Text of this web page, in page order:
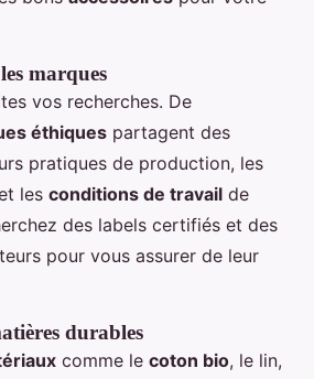
marques
vos recherches. De
éthiques partagent des
pratiques de production, les
les conditions de travail de
des labels certifiés et des
pour vous assurer de leur
durables
comme le coton bio, le lin,